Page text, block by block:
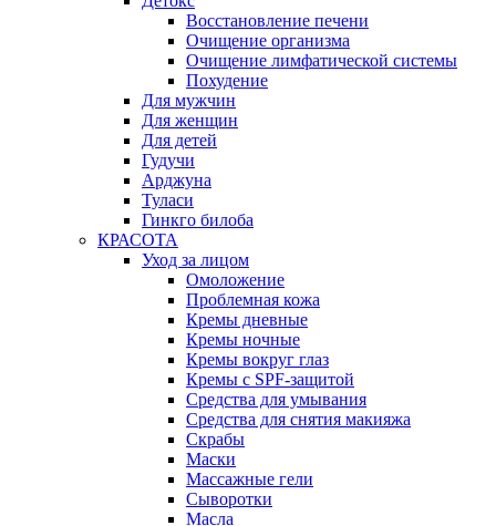
Восстановление печени
Очищение организма
Очищение лимфатической системы
Похудение
Для мужчин
Для женщин
Для детей
Гудучи
Арджуна
Туласи
Гинкго билоба
КРАСОТА
Уход за лицом
Омоложение
Проблемная кожа
Кремы дневные
Кремы ночные
Кремы вокруг глаз
Кремы с SPF-защитой
Средства для умывания
Средства для снятия макияжа
Скрабы
Маски
Массажные гели
Сыворотки
Масла